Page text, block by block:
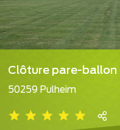
Clôture pare-ballon
50259 Pulheim